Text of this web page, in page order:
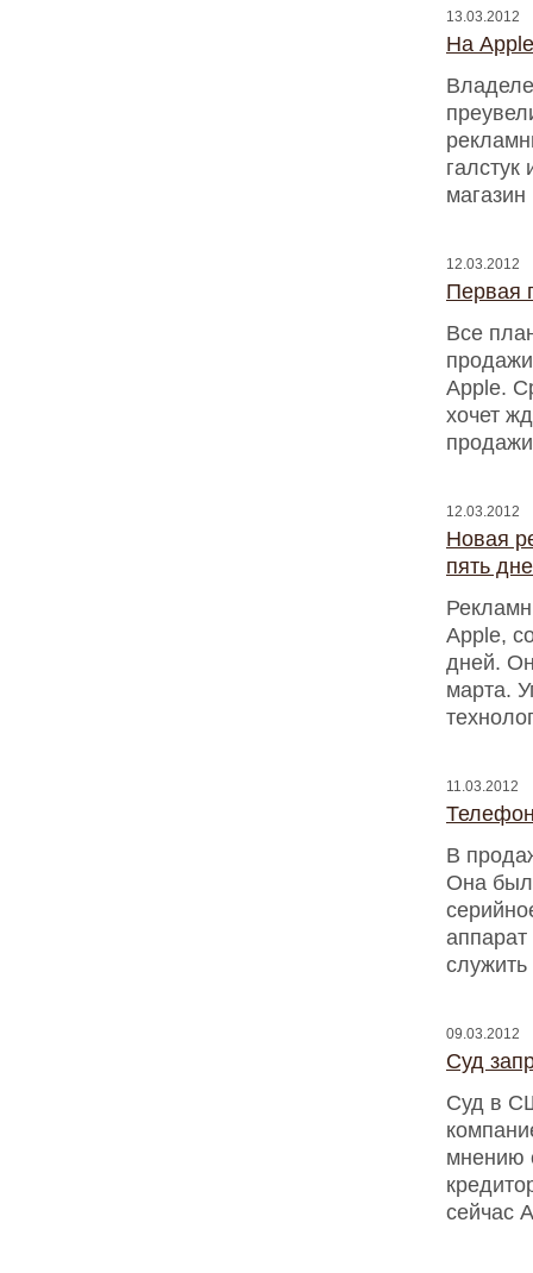
13.03.2012
На
галстук
12.03.2012
Первая
Все
Apple.
хочет
12.03.2012
Новая
пять
Apple,
дней.
марта.
11.03.2012
В
Она
09.03.2012
Суд
Суд в
мнению
сейчас